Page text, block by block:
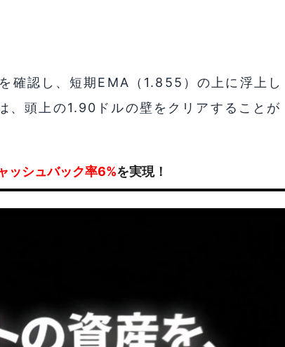
確認し、短期EMA（1.855）の上に浮上し
、頭上の1.90ドルの壁をクリアすることが
ッシュバック率6%を実現！